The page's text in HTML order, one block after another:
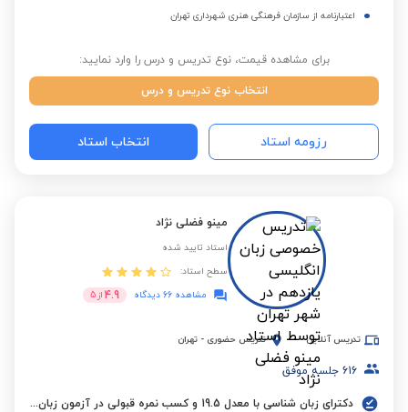
اعتبارنامه از سازمان فرهنگی هنری شهرداری تهران
برای مشاهده قیمت، نوع تدریس و درس را وارد نمایید:
انتخاب نوع تدریس و درس
رزومه استاد انتخاب استاد
مینو فضلی نژاد
استاد تایید شده
سطح استاد:
مشاهده 66 دیدگاه
4.9 از 5
تدریس آنلاین تدریس حضوری - تهران
616 جلسه موفق
دکترای زبان شناسی با معدل 19.5 و کسب نمره قبولی در آزمون زبان دکتریEPT